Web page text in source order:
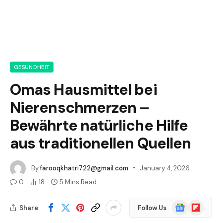
GESUNDHEIT
Omas Hausmittel bei
Nierenschmerzen –
Bewährte natürliche Hilfe
aus traditionellen Quellen
Byfarooqkhatri722@gmail.com
January 4, 2026
0
18 5 Mins Read
Share Follow Us
Google
News
Flipboard